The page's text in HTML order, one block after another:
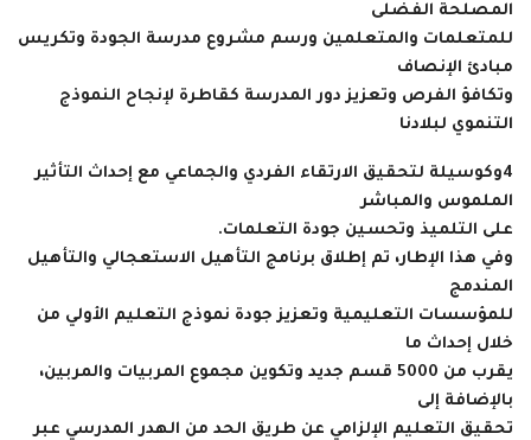
المصلحة الفضلى
للمتعلمات والمتعلمين ورسم مشروع مدرسة الجودة وتكريس
مبادئ الإنصاف
وتكافؤ الفرص وتعزيز دور المدرسة كقاطرة لإنجاح النموذج
التنموي لبلادنا
4وكوسيلة لتحقيق الارتقاء الفردي والجماعي مع إحداث التأثير
الملموس والمباشر
على التلميذ وتحسين جودة التعلمات.
وفي هذا الإطار، تم إطلاق برنامج التأهيل الاستعجالي والتأهيل
المندمج
للمؤسسات التعليمية وتعزيز جودة نموذج التعليم الأولي من
خلال إحداث ما
يقرب من 5000 قسم جديد وتكوين مجموع المربيات والمربين،
بالإضافة إلى
تحقيق التعليم الإلزامي عن طريق الحد من الهدر المدرسي عبر